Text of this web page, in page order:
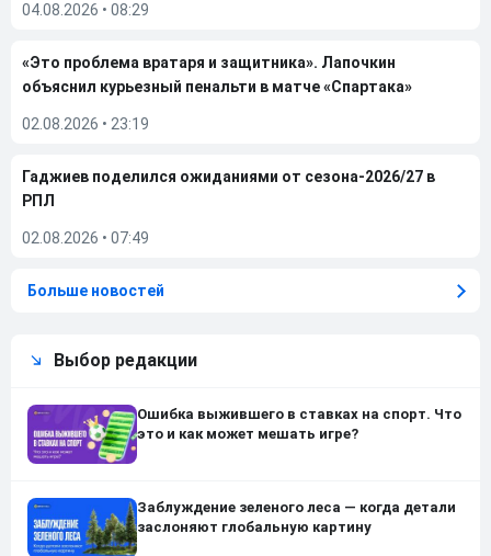
04.08.2026 • 08:29
«Это проблема вратаря и защитника». Лапочкин
объяснил курьезный пенальти в матче «Спартака»
02.08.2026 • 23:19
Гаджиев поделился ожиданиями от сезона-2026/27 в
РПЛ
02.08.2026 • 07:49
Больше новостей
Выбор редакции
Ошибка выжившего в ставках на спорт. Что
это и как может мешать игре?
Заблуждение зеленого леса — когда детали
заслоняют глобальную картину